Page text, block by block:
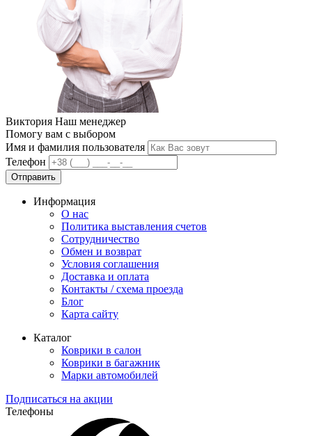
Виктория Наш менеджер
Помогу вам с выбором
Имя и фамилия пользователя
Телефон
Отправить
Информация
О нас
Политика выставления счетов
Сотрудничество
Обмен и возврат
Условия соглашения
Доставка и оплата
Контакты / схема проезда
Блог
Карта сайту
Каталог
Коврики в салон
Коврики в багажник
Марки автомобилей
Подписаться на акции
Телефоны